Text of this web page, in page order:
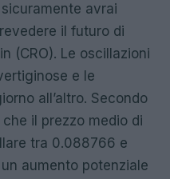
avrai
il futuro di
(CRO). Le oscillazioni
e le
all’altro. Secondo
il prezzo medio di
tra 0.088766 e
aumento potenziale